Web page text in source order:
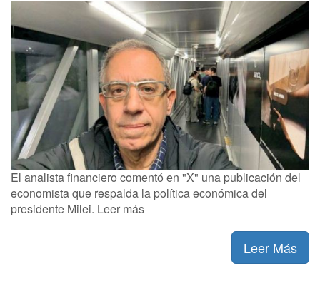
El analista financiero comentó en "X" una publicación del
economista que respalda la política económica del
presidente Milei. Leer más
Leer Más